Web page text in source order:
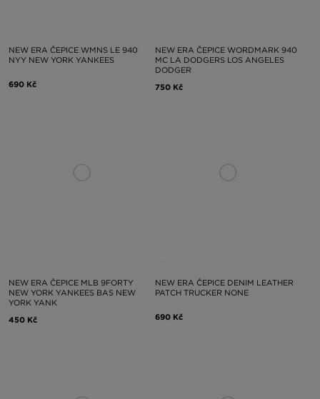
NEW ERA ČEPICE WMNS LE 940
NYY NEW YORK YANKEES
690 Kč
NEW ERA ČEPICE WORDMARK 940
MC LA DODGERS LOS ANGELES
DODGER
750 Kč
NEW ERA ČEPICE MLB 9FORTY
NEW YORK YANKEES BAS NEW
YORK YANK
450 Kč
NEW ERA ČEPICE DENIM LEATHER
PATCH TRUCKER NONE
690 Kč